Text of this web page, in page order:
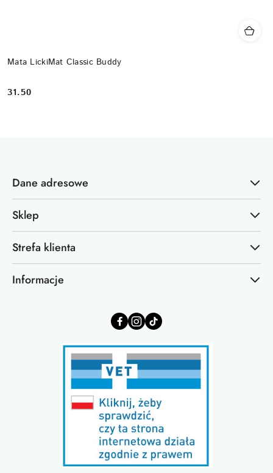
Mata LickiMat Classic Buddy
Cena:
31.50
Dane adresowe
Sklep
Strefa klienta
Informacje